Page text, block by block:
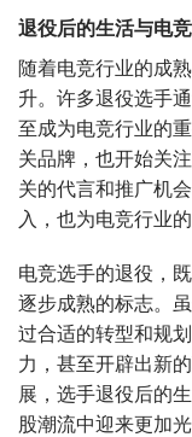
退役后的生活与电
随着电竞行业的成
升。许多退役选手
至成为电竞行业的
关品牌，也开始关
关的代言和推广机
入，也为电竞行业
电竞选手的退役，
逐步成熟的标志。
过合适的转型和规
力，甚至开辟出新
展，选手退役后的
股潮流中迎来更加光